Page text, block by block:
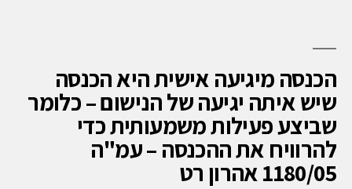
הכנסה מיגיעה אישית היא הכנסה
שיש איתה יגיעה של הנישום – כלומר
שביצע פעילות משמעותית כדי
להרוויח את ההכנסה – עמ"ה
1180/05 אהרון רט